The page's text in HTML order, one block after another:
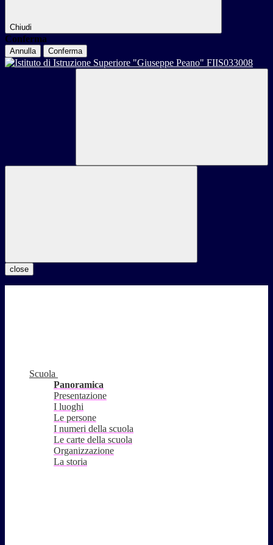
Chiudi
Conferma
Annulla Conferma
close
Scuola
Panoramica
Presentazione
I luoghi
Le persone
I numeri della scuola
Le carte della scuola
Organizzazione
La storia